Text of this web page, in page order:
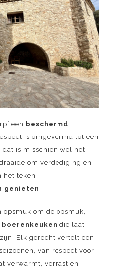
een beschermd
is omgevormd tot een
dat is misschien wel het
om verdediging en
het teken
genieten.
opsmuk om de opsmuk,
die laat
Elk gerecht vertelt een
van respect voor
verwarmt, verrast en